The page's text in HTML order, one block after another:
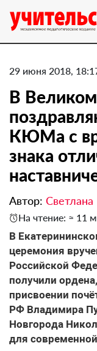
29 июня 2018,
В
КЮМа с
знака
Автор: Светлана
На чтение: ≈ 11
В
церемония
Российской
получили
присвоении
РФ Владимира
Новгорода
для